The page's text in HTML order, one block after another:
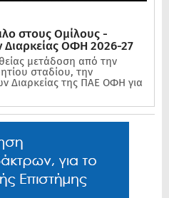
στους Ομίλους -
Διαρκείας ΟΦΗ 2026-27
μετάδοση από την
σταδίου, την
Διαρκείας της ΠΑΕ ΟΦΗ για